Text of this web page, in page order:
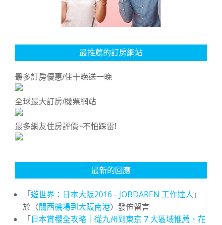
最推薦的訂房網站
最多訂房優惠/住十晚送一晚
全球最大訂房/機票網站
最多網友住房評價~不怕踩雷!
最新的回應
「遊世界：日本大阪2016 - JOBDAREN 工作達人 」
於〈關西機場到大阪南港〉發佈留言
「日本賞櫻全攻略｜從九州到東京 7 大區域推薦、花